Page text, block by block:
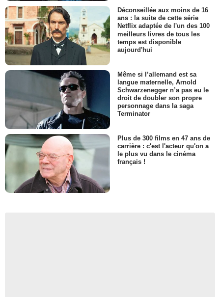
Déconseillée aux moins de 16
ans : la suite de cette série
Netflix adaptée de l'un des 100
meilleurs livres de tous les
temps est disponible
aujourd'hui
Même si l’allemand est sa
langue maternelle, Arnold
Schwarzenegger n’a pas eu le
droit de doubler son propre
personnage dans la saga
Terminator
Plus de 300 films en 47 ans de
carrière : c'est l'acteur qu'on a
le plus vu dans le cinéma
français !